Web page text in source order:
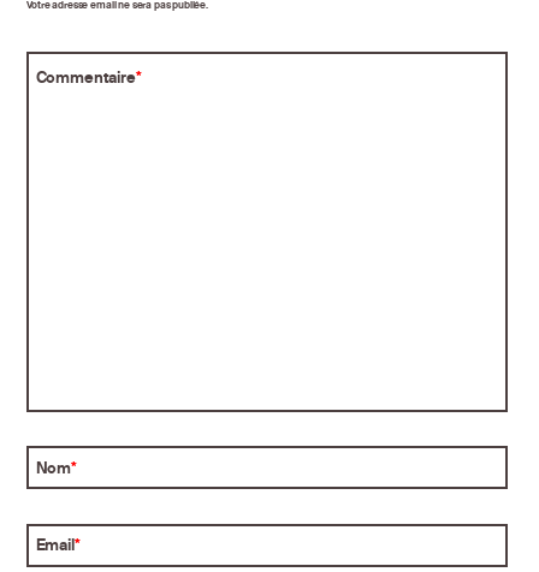
Votre adresse email ne sera pas publiée.
Commentaire*
Nom*
Email*